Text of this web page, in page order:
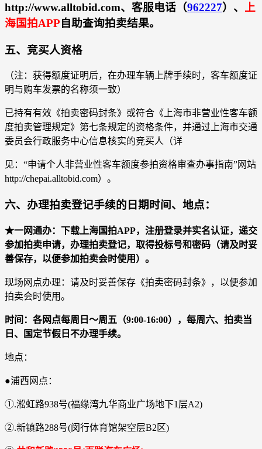
http://www.alltobid.com、客服电话（962227）、 上
海国拍APP自助查询拍卖结果。
五、竞买人资格
（注：获得额度证明后，在办理车辆上牌手续时，客车额度证
明与购车发票的名称须一致）
已持有有效《拍卖密码封条》或符合《上海市非营业性客车额
度拍卖管理规定》第七条规定的资格条件，并通过上海市交通
委员会行政服务中心信息核实的竞买人（详
见：“申请个人非营业性客车额度参拍资格审查办事指南”网站
http://chepai.alltobid.com）。
六、办理拍卖登记手续的日期时间、地点：
★一网通办：下载上海国拍APP，注册登录并实名认证，递交
参加拍卖申请，办理拍卖登记，取得投标号和密码（请及时妥
善保存，以便参加拍卖会时使用）。
现场网点办理：请及时妥善保存《拍卖密码封条》，以便参加
拍卖会时使用。
时间：各网点每周日～周五（9:00-16:00），每周六、拍卖当
日、国定节假日不办理手续。
地点：
●浦西网点：
①.淞虹路938号(福缘湾九华商业广场地下1层A2)
②.新镇路288号(闵行体育馆架空层B2区)